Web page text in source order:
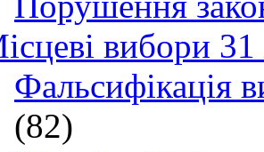
вибори
Фальсифікація
(82)